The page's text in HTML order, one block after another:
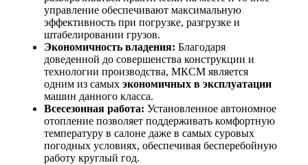
управление обеспечивают максимальную
эффективность при погрузке, разгрузке и
штабелировании грузов.
Экономичность владения: Благодаря
доведенной до совершенства конструкции и
технологии производства, МКСМ является
одним из самых экономичных в эксплуатации
машин данного класса.
Всесезонная работа: Установленное автономное
отопление позволяет поддерживать комфортную
температуру в салоне даже в самых суровых
погодных условиях, обеспечивая бесперебойную
работу круглый год.